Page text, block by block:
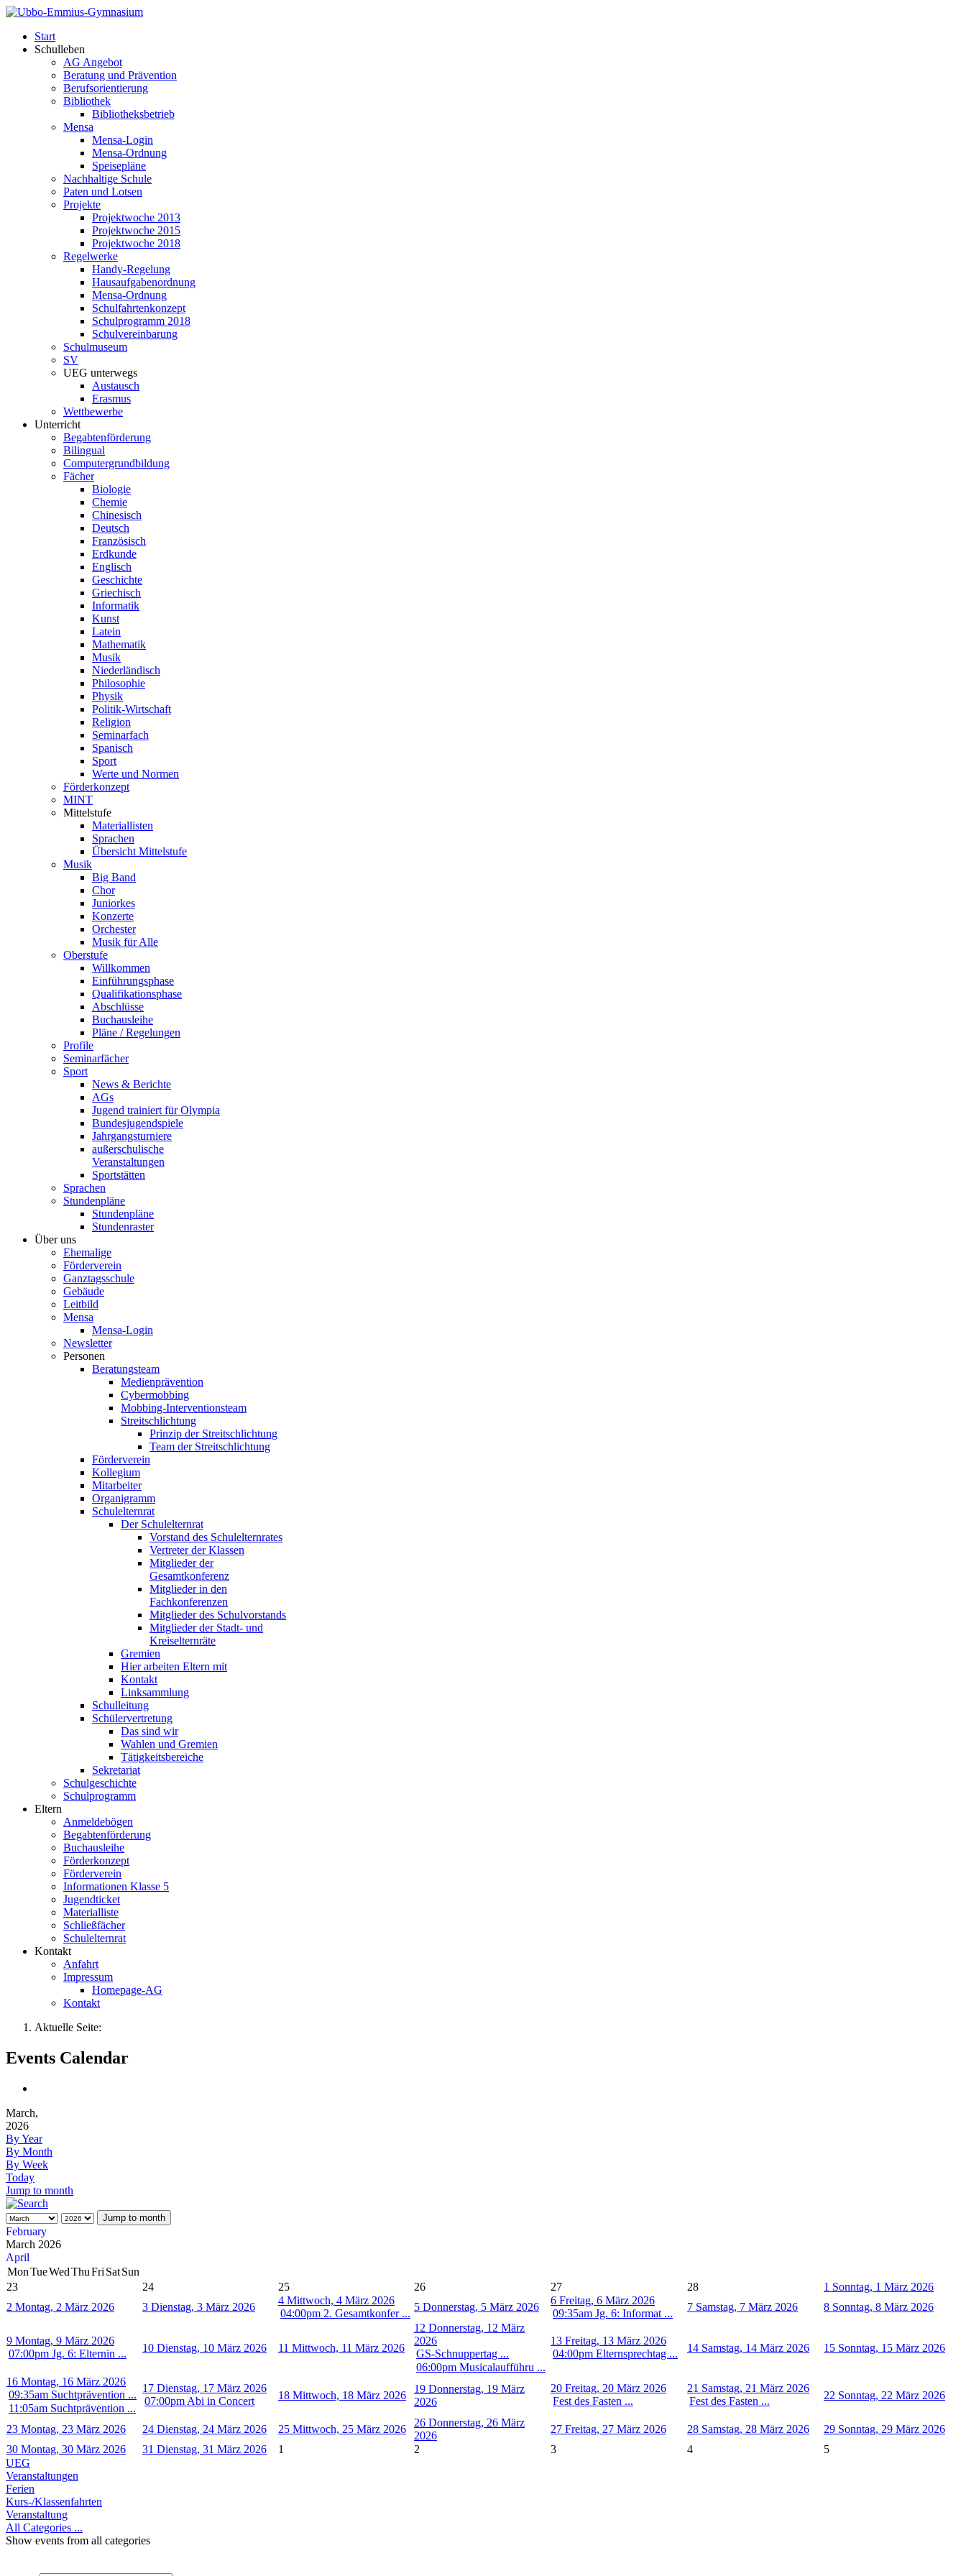
Start
Schulleben
AG Angebot
Beratung und Prävention
Berufsorientierung
Bibliothek
Bibliotheksbetrieb
Mensa
Mensa-Login
Mensa-Ordnung
Speisepläne
Nachhaltige Schule
Paten und Lotsen
Projekte
Projektwoche 2013
Projektwoche 2015
Projektwoche 2018
Regelwerke
Handy-Regelung
Hausaufgabenordnung
Mensa-Ordnung
Schulfahrtenkonzept
Schulprogramm 2018
Schulvereinbarung
Schulmuseum
SV
UEG unterwegs
Austausch
Erasmus
Wettbewerbe
Unterricht
Begabtenförderung
Bilingual
Computergrundbildung
Fächer
Biologie
Chemie
Chinesisch
Deutsch
Französisch
Erdkunde
Englisch
Geschichte
Griechisch
Informatik
Kunst
Latein
Mathematik
Musik
Niederländisch
Philosophie
Physik
Politik-Wirtschaft
Religion
Seminarfach
Spanisch
Sport
Werte und Normen
Förderkonzept
MINT
Mittelstufe
Materiallisten
Sprachen
Übersicht Mittelstufe
Musik
Big Band
Chor
Juniorkes
Konzerte
Orchester
Musik für Alle
Oberstufe
Willkommen
Einführungsphase
Qualifikationsphase
Abschlüsse
Buchausleihe
Pläne / Regelungen
Profile
Seminarfächer
Sport
News & Berichte
AGs
Jugend trainiert für Olympia
Bundesjugendspiele
Jahrgangsturniere
außerschulische
Veranstaltungen
Sportstätten
Sprachen
Stundenpläne
Stundenpläne
Stundenraster
Über uns
Ehemalige
Förderverein
Ganztagsschule
Gebäude
Leitbild
Mensa
Mensa-Login
Newsletter
Personen
Beratungsteam
Medienprävention
Cybermobbing
Mobbing-Interventionsteam
Streitschlichtung
Prinzip der Streitschlichtung
Team der Streitschlichtung
Förderverein
Kollegium
Mitarbeiter
Organigramm
Schulelternrat
Der Schulelternrat
Vorstand des Schulelternrates
Vertreter der Klassen
Mitglieder der
Gesamtkonferenz
Mitglieder in den
Fachkonferenzen
Mitglieder des Schulvorstands
Mitglieder der Stadt- und
Kreiselternräte
Gremien
Hier arbeiten Eltern mit
Kontakt
Linksammlung
Schulleitung
Schülervertretung
Das sind wir
Wahlen und Gremien
Tätigkeitsbereiche
Sekretariat
Schulgeschichte
Schulprogramm
Eltern
Anmeldebögen
Begabtenförderung
Buchausleihe
Förderkonzept
Förderverein
Informationen Klasse 5
Jugendticket
Materialliste
Schließfächer
Schulelternrat
Kontakt
Anfahrt
Impressum
Homepage-AG
Kontakt
Aktuelle Seite:
Events Calendar
March,
2026
By Year
By Month
By Week
Today
Jump to month
Jump to month
February
March 2026
April
MonTueWedThuFri SatSun
23
24 25 26 27 28 1 Sonntag, 1 März 2026
2 Montag, 2 März 2026 3 Dienstag, 3 März 2026
4 Mittwoch, 4 März 2026
04:00pm 2. Gesamtkonfer ...
5 Donnerstag, 5 März 2026
6 Freitag, 6 März 2026
09:35am Jg. 6: Informat ...
7 Samstag, 7 März 2026 8 Sonntag, 8 März 2026
9 Montag, 9 März 2026
07:00pm Jg. 6: Elternin ...
10 Dienstag, 10 März 2026 11 Mittwoch, 11 März 2026
12 Donnerstag, 12 März
2026
GS-Schnuppertag ...
06:00pm Musicalaufführu ...
13 Freitag, 13 März 2026
04:00pm Elternsprechtag ...
14 Samstag, 14 März 2026 15 Sonntag, 15 März 2026
16 Montag, 16 März 2026
09:35am Suchtprävention ...
11:05am Suchtprävention ...
17 Dienstag, 17 März 2026
07:00pm Abi in Concert
18 Mittwoch, 18 März 2026
19 Donnerstag, 19 März
2026
20 Freitag, 20 März 2026
Fest des Fasten ...
21 Samstag, 21 März 2026
Fest des Fasten ...
22 Sonntag, 22 März 2026
23 Montag, 23 März 2026 24 Dienstag, 24 März 2026 25 Mittwoch, 25 März 2026
26 Donnerstag, 26 März
2026
27 Freitag, 27 März 2026 28 Samstag, 28 März 2026 29 Sonntag, 29 März 2026
30 Montag, 30 März 2026 31 Dienstag, 31 März 2026 1 2 3 4
5
UEG
Veranstaltungen
Ferien
Kurs-/Klassenfahrten
Veranstaltung
All Categories ...
Show events from all categories